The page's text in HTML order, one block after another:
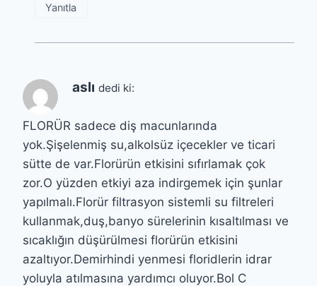
Yanıtla
aslı dedi ki:
FLORÜR sadece diş macunlarında
yok.Şişelenmiş su,alkolsüz içecekler ve ticari
sütte de var.Florürün etkisini sıfırlamak çok
zor.O yüzden etkiyi aza indirgemek için şunlar
yapılmalı.Florür filtrasyon sistemli su filtreleri
kullanmak,duş,banyo sürelerinin kısaltılması ve
sıcaklığın düşürülmesi florürün etkisini
azaltıyor.Demirhindi yenmesi floridlerin idrar
yoluyla atılmasına yardımcı oluyor.Bol C